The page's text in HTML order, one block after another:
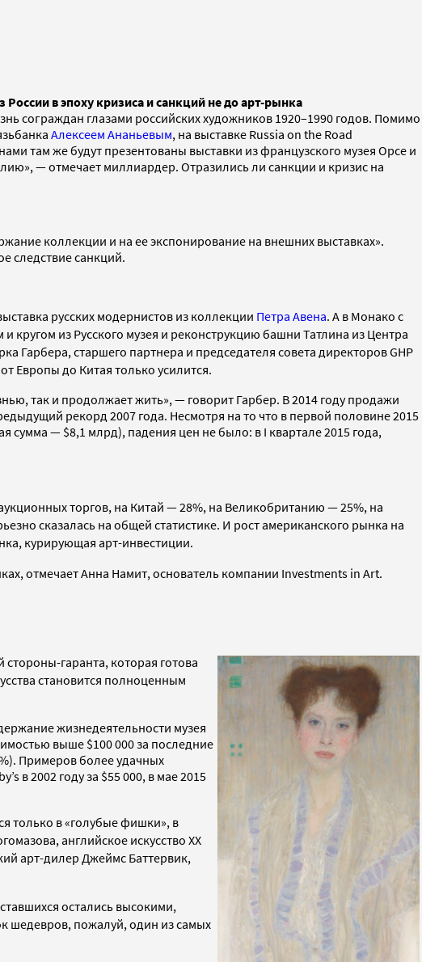
в эпоху кризиса и санкций не до арт-рынка
сограждан глазами российских художников 1920–1990 годов. Помимо
Алексеем Ананьевым, на выставке Russia on the Road
там же будут презентованы выставки из французского музея Орсе и
— отмечает миллиардер. Отразились ли санкции и кризис на
коллекции и на ее экспонирование на внешних выставках».
следствие санкций.
русских модернистов из коллекции Петра Авена. А в Монако с
из Русского музея и реконструкцию башни Татлина из Центра
Гарбера, старшего партнера и председателя совета директоров GHP
Европы до Китая только усилится.
так и продолжает жить», — говорит Гарбер. В 2014 году продажи
рекорд 2007 года. Несмотря на то что в первой половине 2015
— $8,1 млрд), падения цен не было: в I квартале 2015 года,
торгов, на Китай — 28%, на Великобританию — 25%, на
сказалась на общей статистике. И рост американского рынка на
курирующая арт-инвестиции.
отмечает Анна Намит, основатель компании Investments in Art.
гаранта, которая готова
становится полноценным
жизнедеятельности музея
выше $100 000 за последние
Примеров более удачных
в 2002 году за $55 000, в мае 2015
только в «голубые фишки», в
английское искусство XX
арт-дилер Джеймс Баттервик,
остались высокими,
шедевров, пожалуй, один из самых